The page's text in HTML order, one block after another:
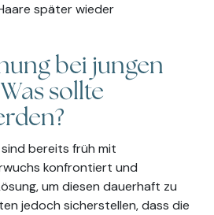
später wieder
bei jungen
sollte
bereits früh mit
konfrontiert und
um diesen dauerhaft zu
jedoch sicherstellen, dass die